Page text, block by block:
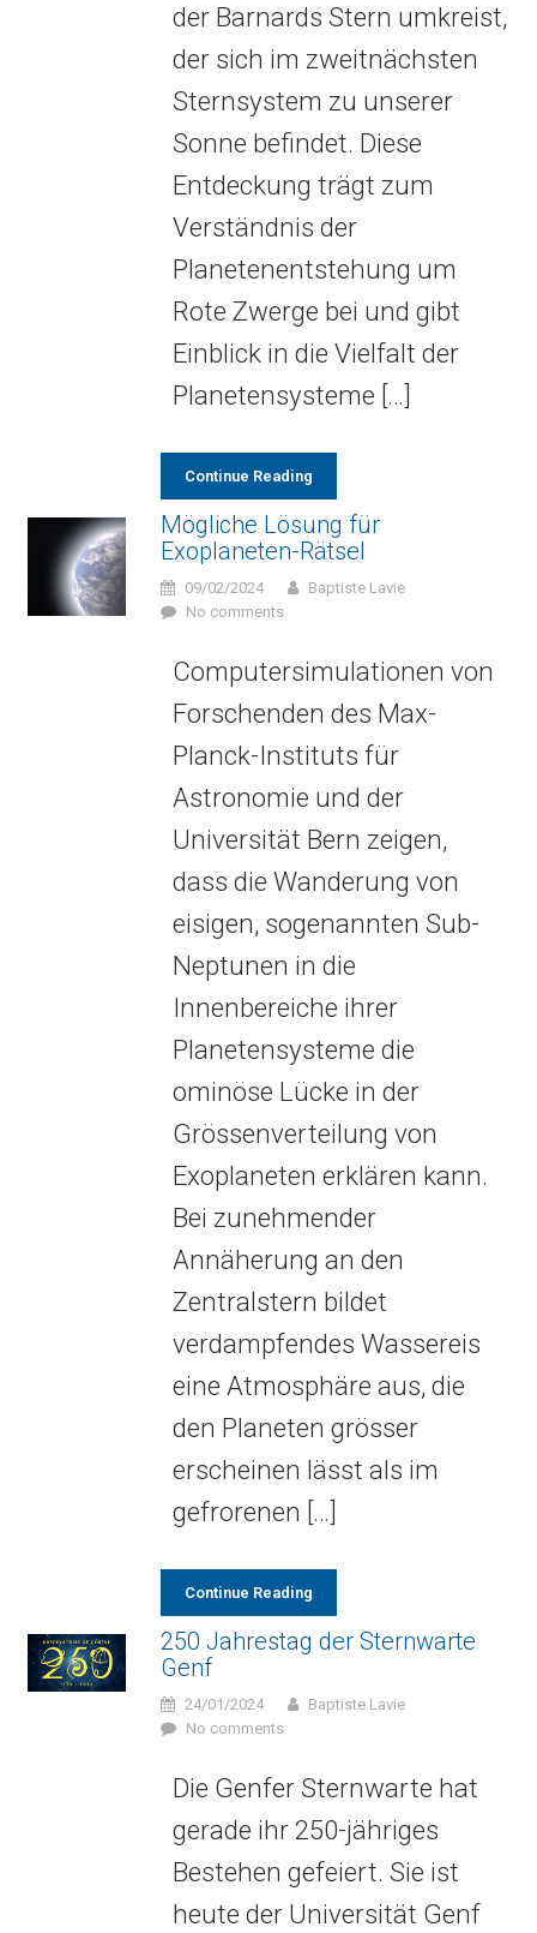
der Barnards Stern umkreist,
der sich im zweitnächsten
Sternsystem zu unserer
Sonne befindet. Diese
Entdeckung trägt zum
Verständnis der
Planetenentstehung um
Rote Zwerge bei und gibt
Einblick in die Vielfalt der
Planetensysteme […]
Continue Reading
Mögliche Lösung für
Exoplaneten-Rätsel
09/02/2024
Baptiste Lavie
No comments
Computersimulationen von
Forschenden des Max-
Planck-Instituts für
Astronomie und der
Universität Bern zeigen,
dass die Wanderung von
eisigen, sogenannten Sub-
Neptunen in die
Innenbereiche ihrer
Planetensysteme die
ominöse Lücke in der
Grössenverteilung von
Exoplaneten erklären kann.
Bei zunehmender
Annäherung an den
Zentralstern bildet
verdampfendes Wassereis
eine Atmosphäre aus, die
den Planeten grösser
erscheinen lässt als im
gefrorenen […]
Continue Reading
250 Jahrestag der Sternwarte
Genf
24/01/2024
Baptiste Lavie
No comments
Die Genfer Sternwarte hat
gerade ihr 250-jähriges
Bestehen gefeiert. Sie ist
heute der Universität Genf